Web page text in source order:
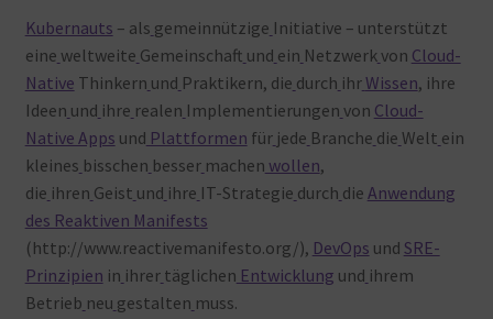
Kubernauts – als gemeinnützige Initiative – unterstützt
eine weltweite Gemeinschaft und ein Netzwerkvon Cloud-
Native Thinkern und Praktikern, die durch ihrWissen, ihre
Ideen und ihre realen Implementierungen von Cloud-
Native Apps und Plattformen für jede Branche die Welt ein
kleines bisschen besser machen wollen,
die ihren Geist und ihre IT-Strategie durch die Anwendung
des Reaktiven Manifests
(http://www.reactivemanifesto.org/), DevOps und SRE-
Prinzipien in ihrer täglichen Entwicklung und ihrem
Betrieb neu gestalten muss.